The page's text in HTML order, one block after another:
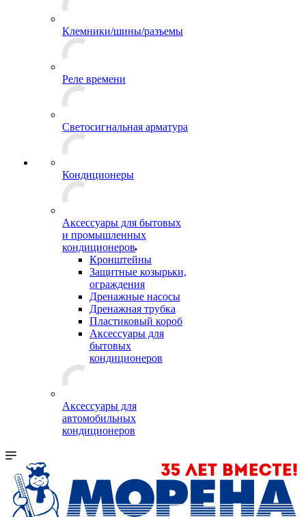
Клемники/шины/разъемы
Реле времени
Светосигнальная арматура
Кондиционеры
Аксессуары для бытовых
и промышленных
кондиционеров
Кронштейны
Защитные козырьки,
ограждения
Дренажные насосы
Дренажная трубка
Пластиковый короб
Аксессуары для
бытовых
кондиционеров
Аксессуары для
автомобильных
кондиционеров